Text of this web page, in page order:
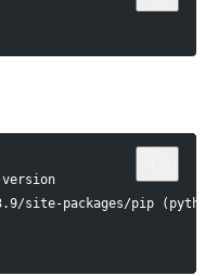
site-packages/pip